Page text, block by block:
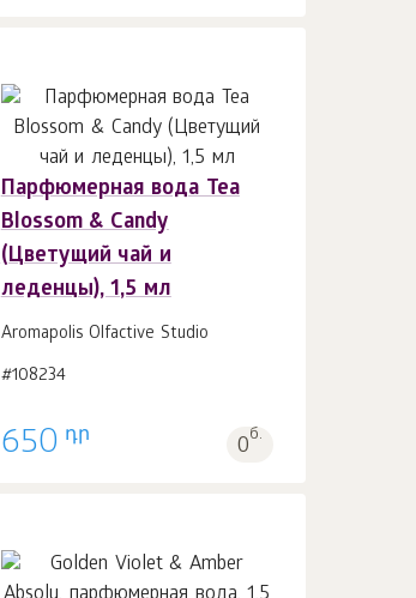
Парфюмерная вода Tea
Blossom & Candy
(Цветущий чай и
леденцы), 1,5 мл
Aromapolis Olfactive Studio
#108234
650 դր 0б.
В корзину 1